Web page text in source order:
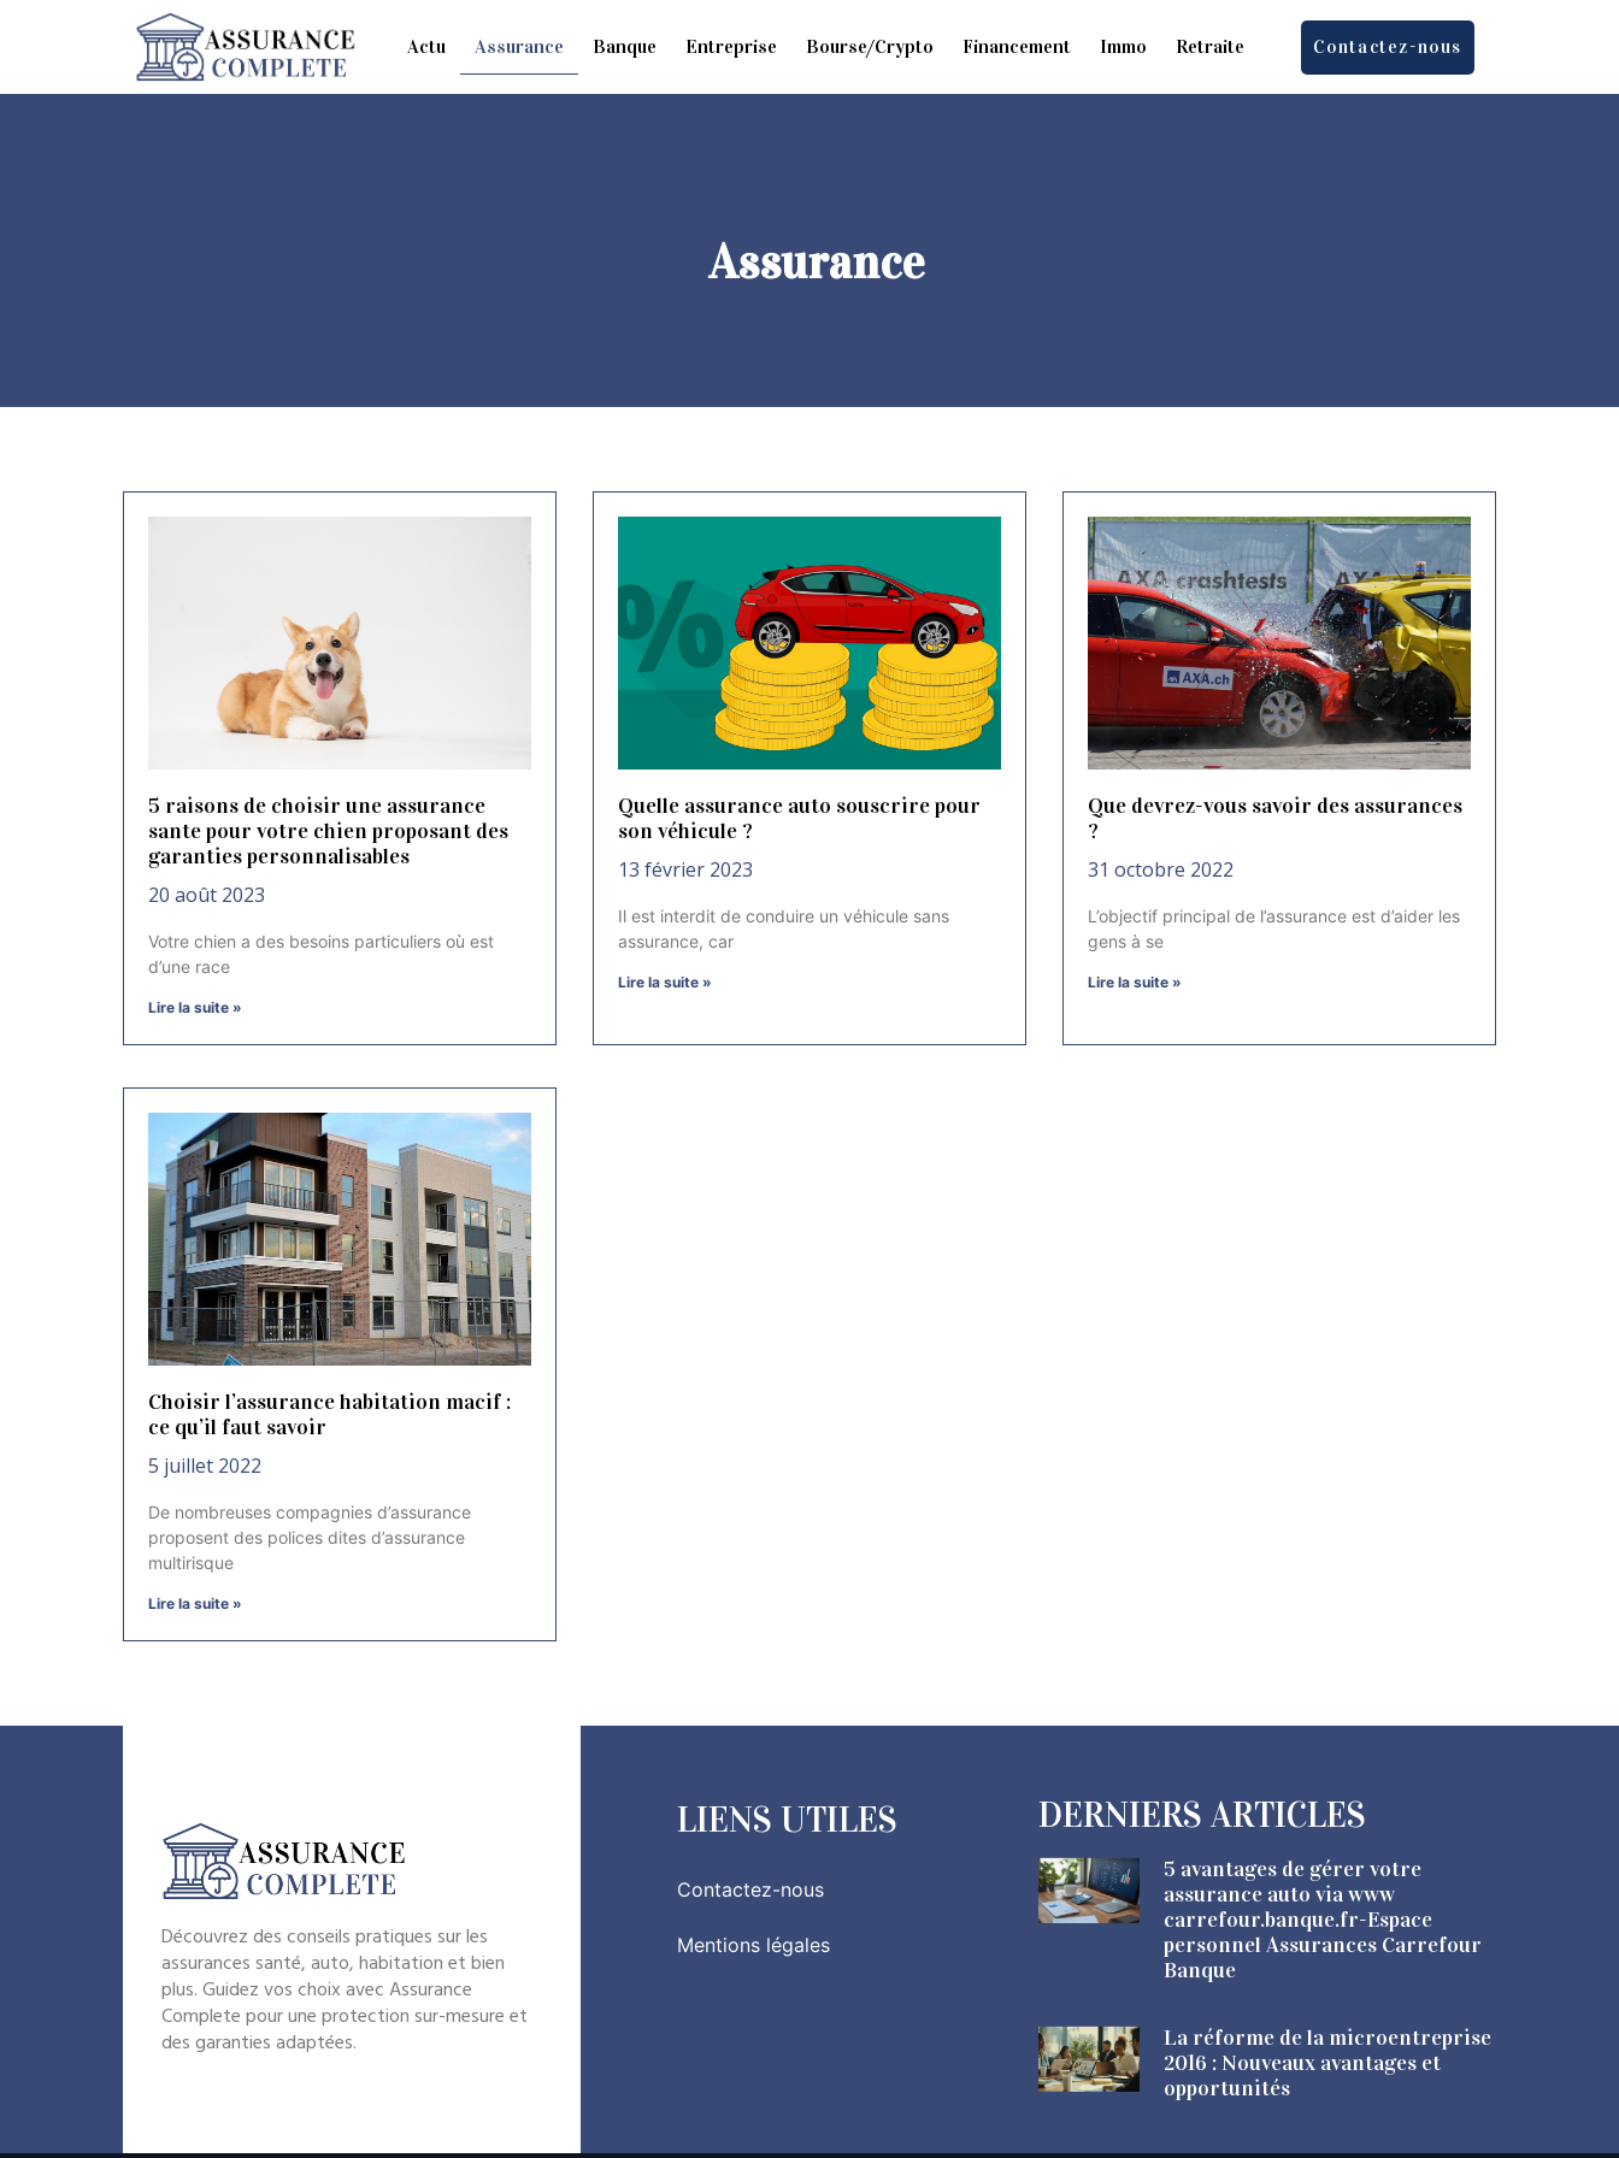
Actu Assurance Banque Entreprise Bourse/Crypto Financement Immo Retraite Contactez-nous
Assurance
5 raisons de choisir une assurance
sante pour votre chien proposant des
garanties personnalisables
20 août 2023
Votre chien a des besoins particuliers où est
d’une race
Lire la suite »
Quelle assurance auto souscrire pour
son véhicule ?
13 février 2023
Il est interdit de conduire un véhicule sans
assurance, car
Lire la suite »
Que devrez-vous savoir des assurances
?
31 octobre 2022
L’objectif principal de l’assurance est d’aider les
gens à se
Lire la suite »
Choisir l’assurance habitation macif :
ce qu’il faut savoir
5 juillet 2022
De nombreuses compagnies d’assurance
proposent des polices dites d’assurance
multirisque
Lire la suite »
Découvrez des conseils pratiques sur les
assurances santé, auto, habitation et bien
plus. Guidez vos choix avec Assurance
Complete pour une protection sur-mesure et
des garanties adaptées.
LIENS UTILES
Contactez-nous
Mentions légales
DERNIERS ARTICLES
5 avantages de gérer votre
assurance auto via www
carrefour.banque.fr-Espace
personnel Assurances Carrefour
Banque
La réforme de la microentreprise
2016 : Nouveaux avantages et
opportunités